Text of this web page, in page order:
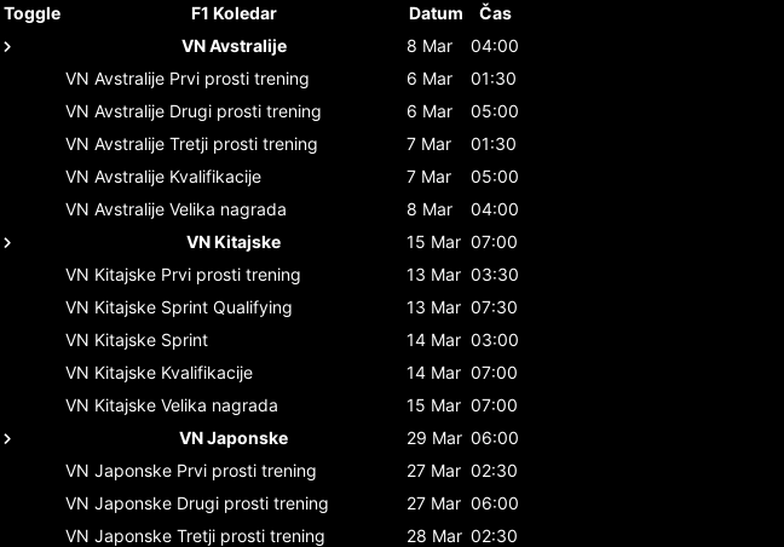
Toggle F1 Koledar Datum
Čas
VN Avstralije
8 Mar
04:00
VN Avstralije Prvi prosti trening 6 Mar
01:30
VN Avstralije Drugi prosti trening 6 Mar
05:00
VN Avstralije Tretji prosti trening 7 Mar
01:30
VN Avstralije Kvalifikacije 7 Mar
05:00
VN Avstralije Velika nagrada 8 Mar
04:00
VN Kitajske
15 Mar 07:00
VN Kitajske Prvi prosti trening 13 Mar 03:30
VN Kitajske Sprint Qualifying 13 Mar 07:30
VN Kitajske Sprint 14 Mar 03:00
VN Kitajske Kvalifikacije 14 Mar 07:00
VN Kitajske Velika nagrada 15 Mar 07:00
VN Japonske
29 Mar 06:00
VN Japonske Prvi prosti trening 27 Mar 02:30
VN Japonske Drugi prosti trening 27 Mar 06:00
VN Japonske Tretji prosti trening 28 Mar 02:30